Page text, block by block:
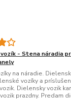
- Stena náradia
na náradie.
vozíky a
Dielensky vozik
prazdny. Predam